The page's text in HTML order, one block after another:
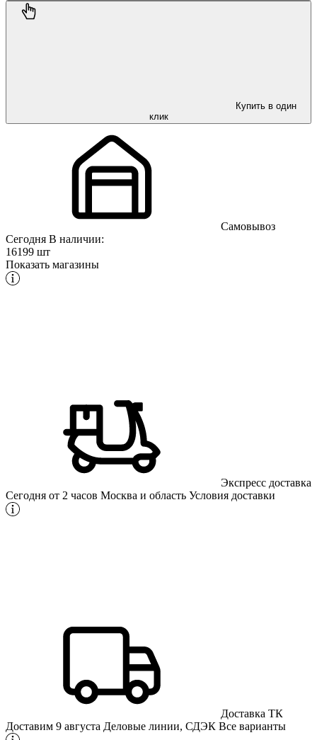
Купить в один
клик
Самовывоз
Сегодня В наличии:
16199 шт
Показать магазины
Экспресс доставка
Сегодня от 2 часов Москва и область Условия доставки
Доставка ТК
Доставим 9 августа Деловые линии, СДЭК Все варианты